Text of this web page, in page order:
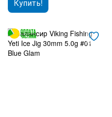
Купить!